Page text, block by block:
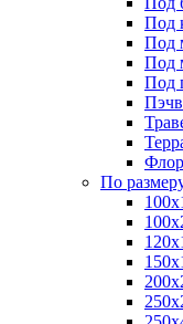
Под
Под
Под
Под
По